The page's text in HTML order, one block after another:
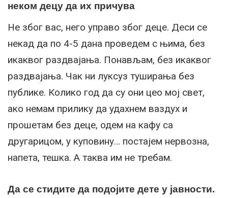
неком децу да их причува
Не због вас, него управо због деце. Деси се
некад да по 4-5 дана проведем с њима, без
икаквог раздвајања. Понављам, без икаквог
раздвајања. Чак ни луксуз туширања без
публике. Колико год да су они цео мој свет,
ако немам прилику да удахнем ваздух и
прошетам без деце, одем на кафу са
другарицом, у куповину… постајем нервозна,
напета, тешка. А таква им не требам.
Да се стидите да подојите дете у јавности.